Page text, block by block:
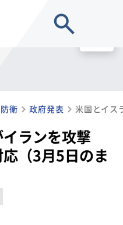
衛 政府発表
イランを攻撃
（3月5日のま